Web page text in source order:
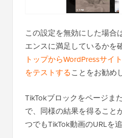
この設定を無効にした場合
エンスに満足しているかを
トップからWordPressサイ
をテストすることをお勧め
TikTokブロックをページま
で、同様の結果を得ること
つでもTikTok動画のURLを